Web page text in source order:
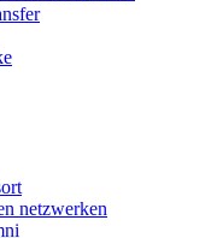
netzwerken